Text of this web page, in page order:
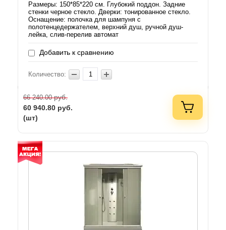
Размеры: 150*85*220 см. Глубокий поддон. Задние
стенки черное стекло. Дверки: тонированное стекло.
Оснащение: полочка для шампуня с
полотенцедержателем, верхний душ, ручной душ-
лейка, слив-перелив автомат
Добавить к сравнению
Количество:
66 240.00руб.
60 940.80 руб.
(шт)